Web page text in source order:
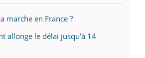
marche en France ?
allonge le délai jusqu'à 14